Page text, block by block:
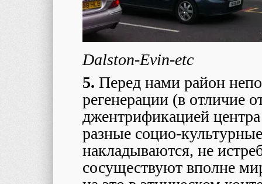
Dalston-Evin-etc
5. Перед нами район
регенерации (в отличие
джентрификацией
разные социо-
накладываются, не
сосуществуют вполне